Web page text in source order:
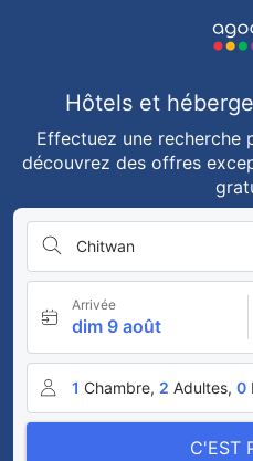
Hôtels et
Effectuez une recherche
découvrez des offres
Chitwan
Arrivée
dim 9 août
1 Chambre, 2 Adultes, 0
C'EST